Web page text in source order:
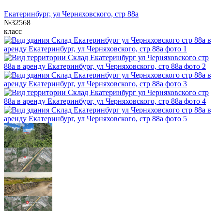
Екатеринбург, ул Черняховского, стр 88а
№32568
класс